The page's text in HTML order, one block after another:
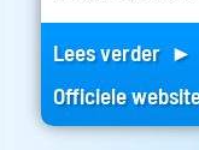
Lees verder ►
Officiele